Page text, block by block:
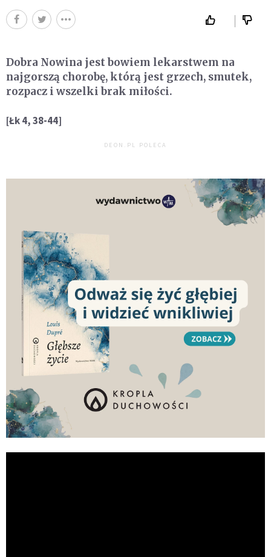
Dobra Nowina jest bowiem lekarstwem na
najgorszą chorobę, którą jest grzech, smutek,
rozpacz i wszelki brak miłości.
[Łk 4, 38-44]
DEON.PL POLECA